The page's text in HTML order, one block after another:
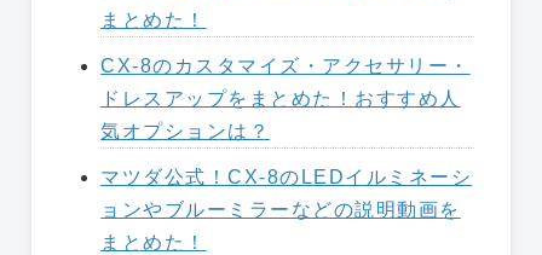
まとめた！
CX-8のカスタマイズ・アクセサリー・
ドレスアップをまとめた！おすすめ人
気オプションは？
マツダ公式！CX-8のLEDイルミネーシ
ョンやブルーミラーなどの説明動画を
まとめた！